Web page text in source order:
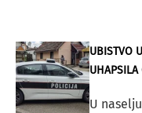
UBISTVO
UHAPSILA
U